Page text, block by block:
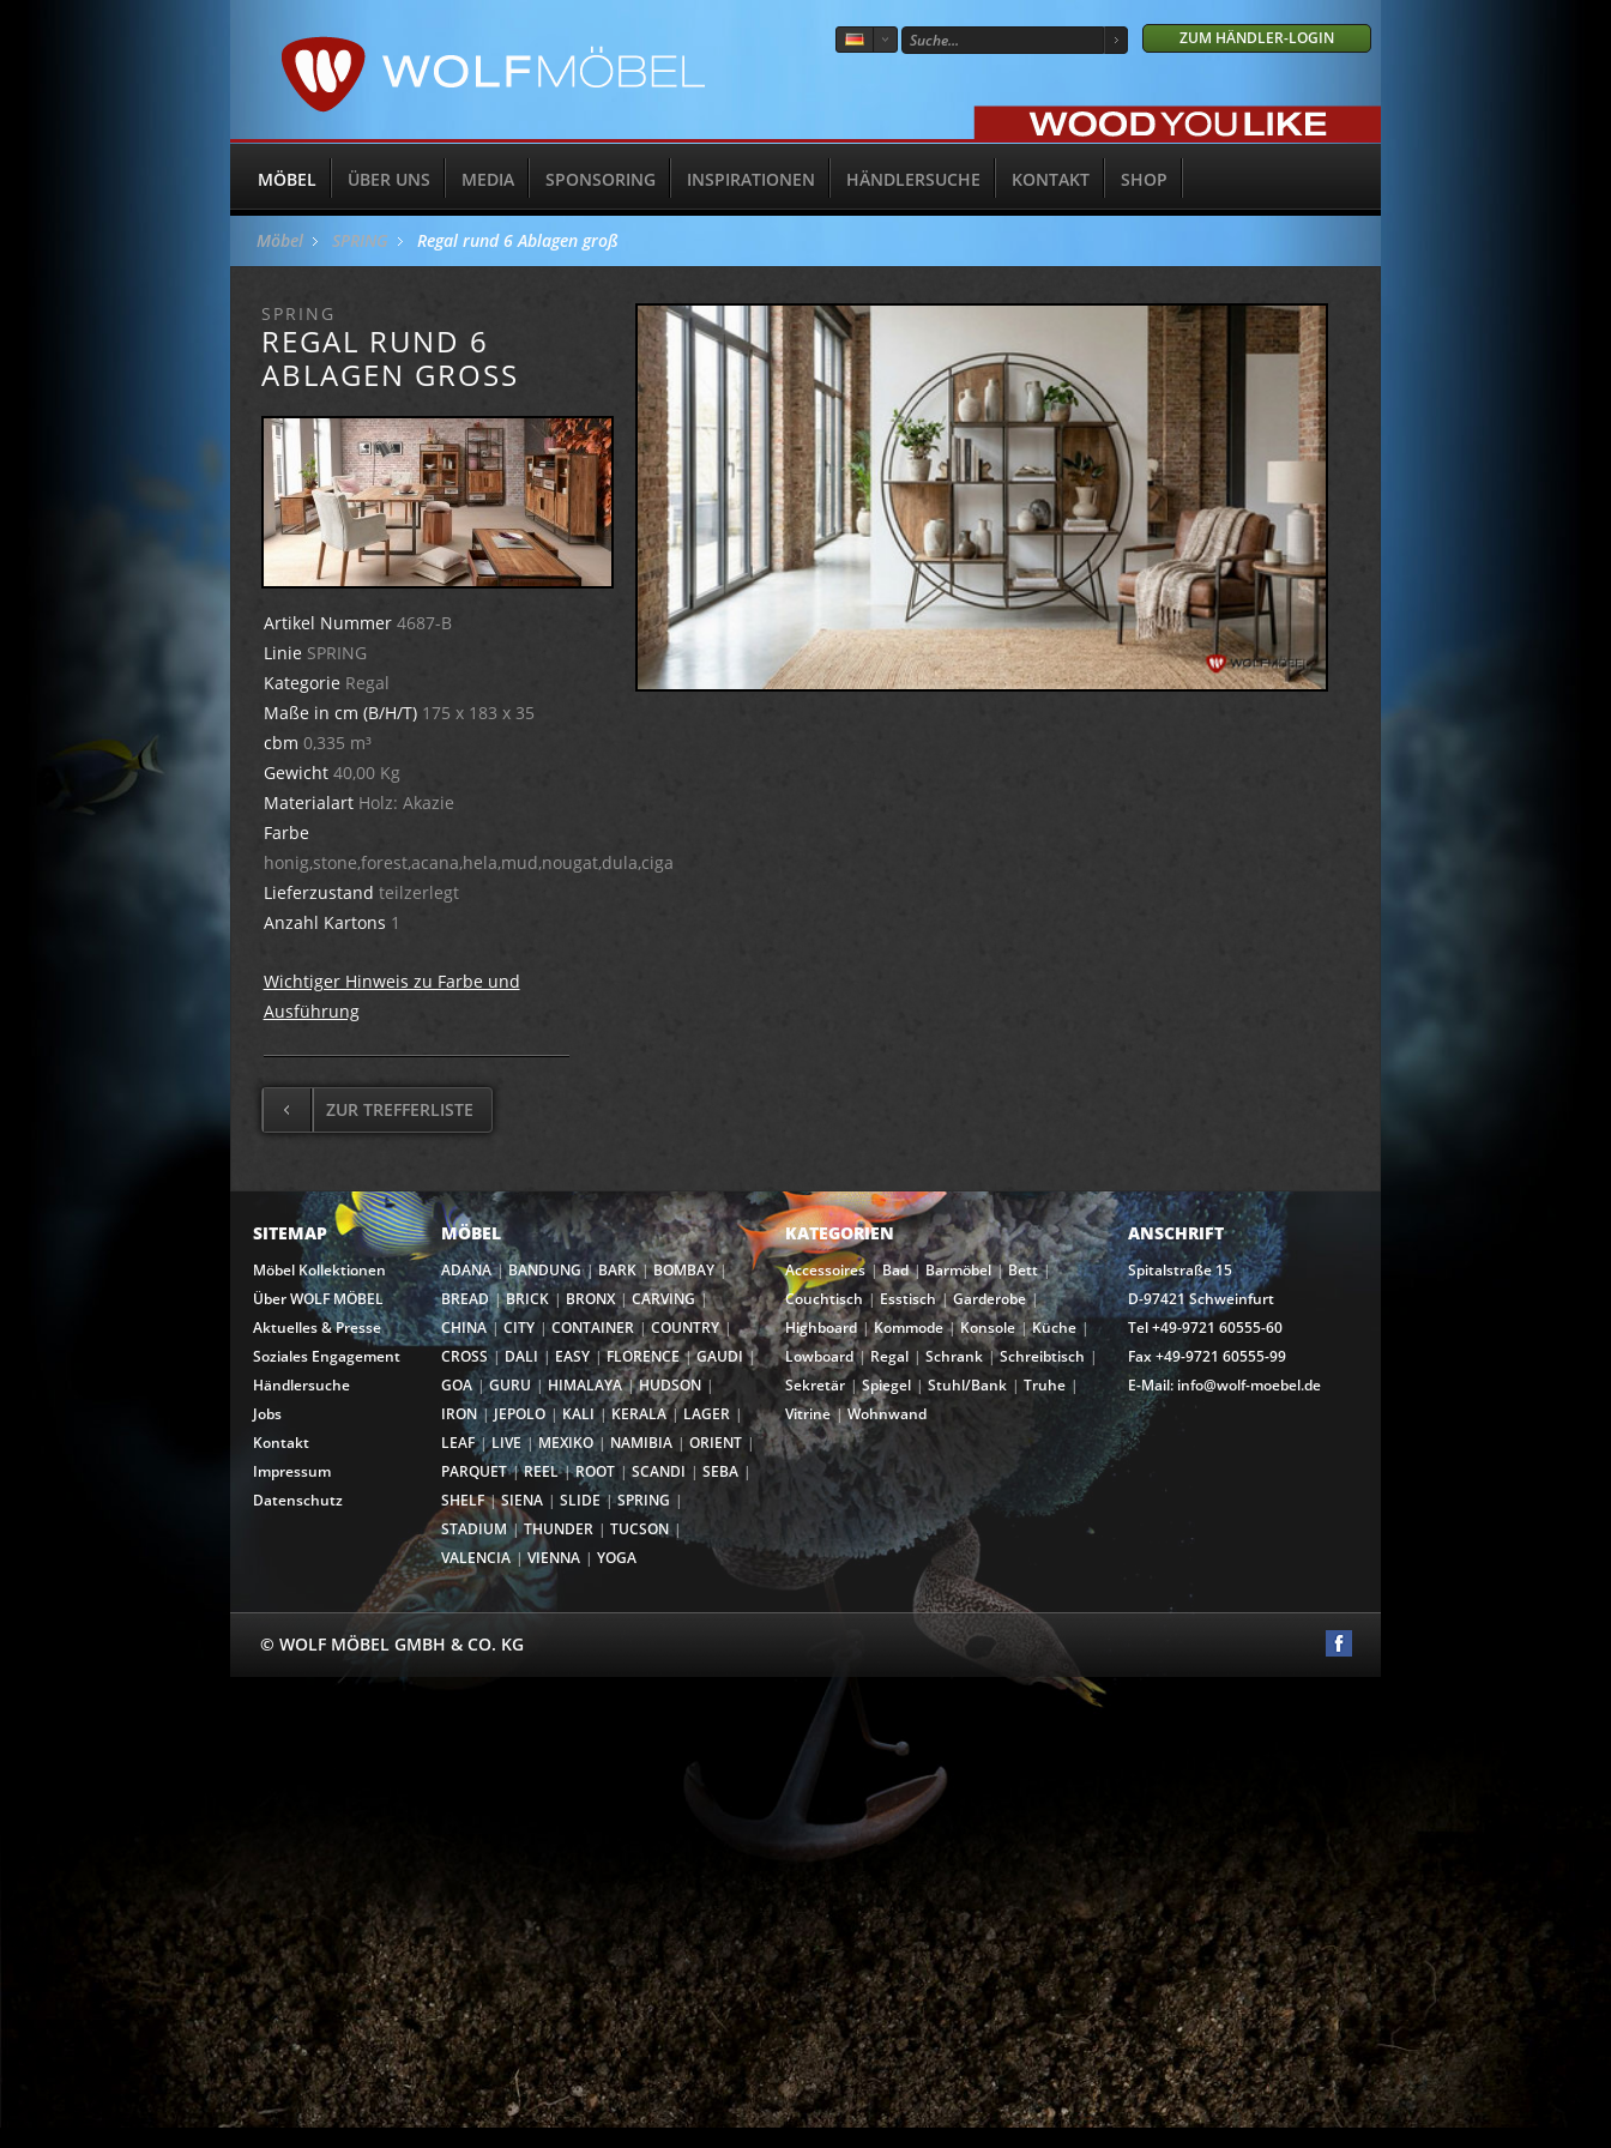
ZUM HÄNDLER-LOGIN
MÖBEL ÜBER UNS MEDIA SPONSORING INSPIRATIONEN HÄNDLERSUCHE KONTAKT SHOP
Möbel SPRING Regal rund 6 Ablagen groß
SPRING
REGAL RUND 6
ABLAGEN GROSS
Artikel Nummer 4687-B
Linie SPRING
Kategorie Regal
Maße in cm (B/H/T) 175 x 183 x 35
cbm 0,335 m³
Gewicht 40,00 Kg
Materialart Holz: Akazie
Farbe
honig,stone,forest,acana,hela,mud,nougat,dula,ciga
Lieferzustand teilzerlegt
Anzahl Kartons 1
Wichtiger Hinweis zu Farbe und
Ausführung
ZUR TREFFERLISTE
SITEMAP
Möbel Kollektionen
Über WOLF MÖBEL
Aktuelles & Presse
Soziales Engagement
Händlersuche
Jobs
Kontakt
Impressum
Datenschutz
MÖBEL
ADANA BANDUNG BARK
BOMBAY
BREAD
BRICK BRONX
CARVING
CHINA
CITY CONTAINER
COUNTRY
CROSS
DALI EASY FLORENCE
GAUDI
GOA
GURU HIMALAYA
HUDSON
IRON
JEPOLO KALI KERALA
LAGER
LEAF
LIVE MEXIKO NAMIBIA
ORIENT
PARQUET
REEL ROOT SCANDI
SEBA
SHELF
SIENA SLIDE
SPRING
STADIUM
THUNDER
TUCSON
VALENCIA
VIENNA YOGA
KATEGORIEN
Accessoires Bad Barmöbel
Bett
Couchtisch
Esstisch
Garderobe
Highboard
Kommode Konsole
Küche
Lowboard
Regal Schrank
Schreibtisch
Sekretär
Spiegel Stuhl/Bank
Truhe
Vitrine
Wohnwand
ANSCHRIFT
Spitalstraße 15
D-97421 Schweinfurt
Tel +49-9721 60555-60
Fax +49-9721 60555-99
E-Mail: info@wolf-moebel.de
© WOLF MÖBEL GMBH & CO. KG